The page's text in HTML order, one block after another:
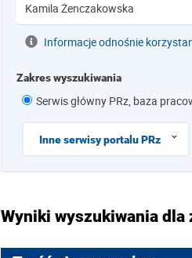
Informacje odnośnie
Zakres wyszukiwania
Serwis główny PRz, baza
Inne serwisy portalu PRz
Wyniki wyszukiwania dla